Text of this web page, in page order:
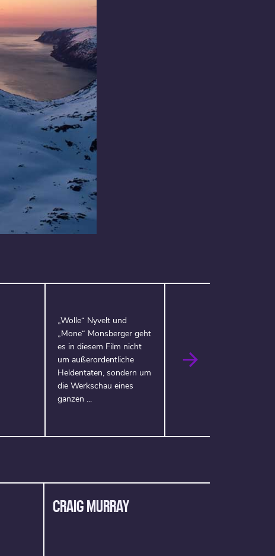
„Wolle“ Nyvelt und
„Mone“ Monsberger geht
es in diesem Film nicht
um außerordentliche
Heldentaten, sondern um
die Werkschau eines
ganzen ...
CRAIG MURRAY